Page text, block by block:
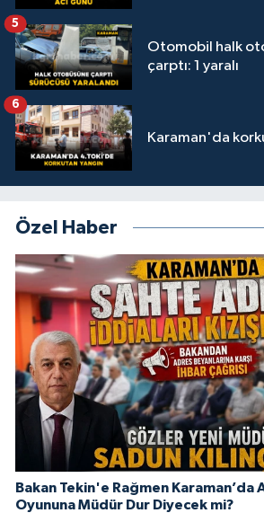
Otomobil halk
çarptı: 1 yaralı
5
Karaman'da
6
Özel Haber
Bakan Tekin'e Rağmen Karaman’da
Oyununa Müdür Dur Diyecek mi?